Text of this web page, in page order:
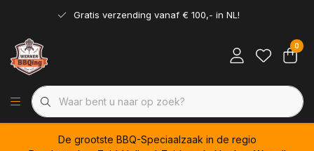
Gratis verzending vanaf € 100,- in NL!
0
De grootste BBQ-Speciaalzaak in de regio